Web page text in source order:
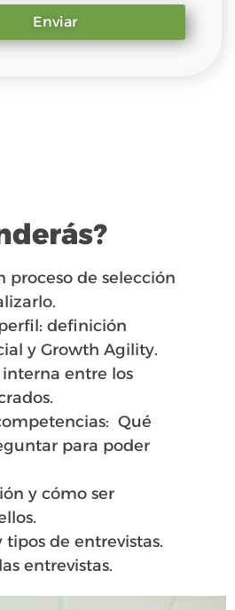
Enviar
proceso de selección
definición
y Growth Agility.
entre los
Qué
para poder
y cómo ser
de entrevistas.
entrevistas.